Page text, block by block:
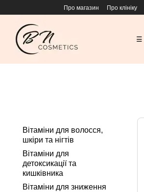
Перейти до основного контенту
Про магазин Про клініку
☰
Вітаміни для волосся,
шкіри та нігтів
Вітаміни для
детоксикації та
кишківника
Вітаміни для зниження